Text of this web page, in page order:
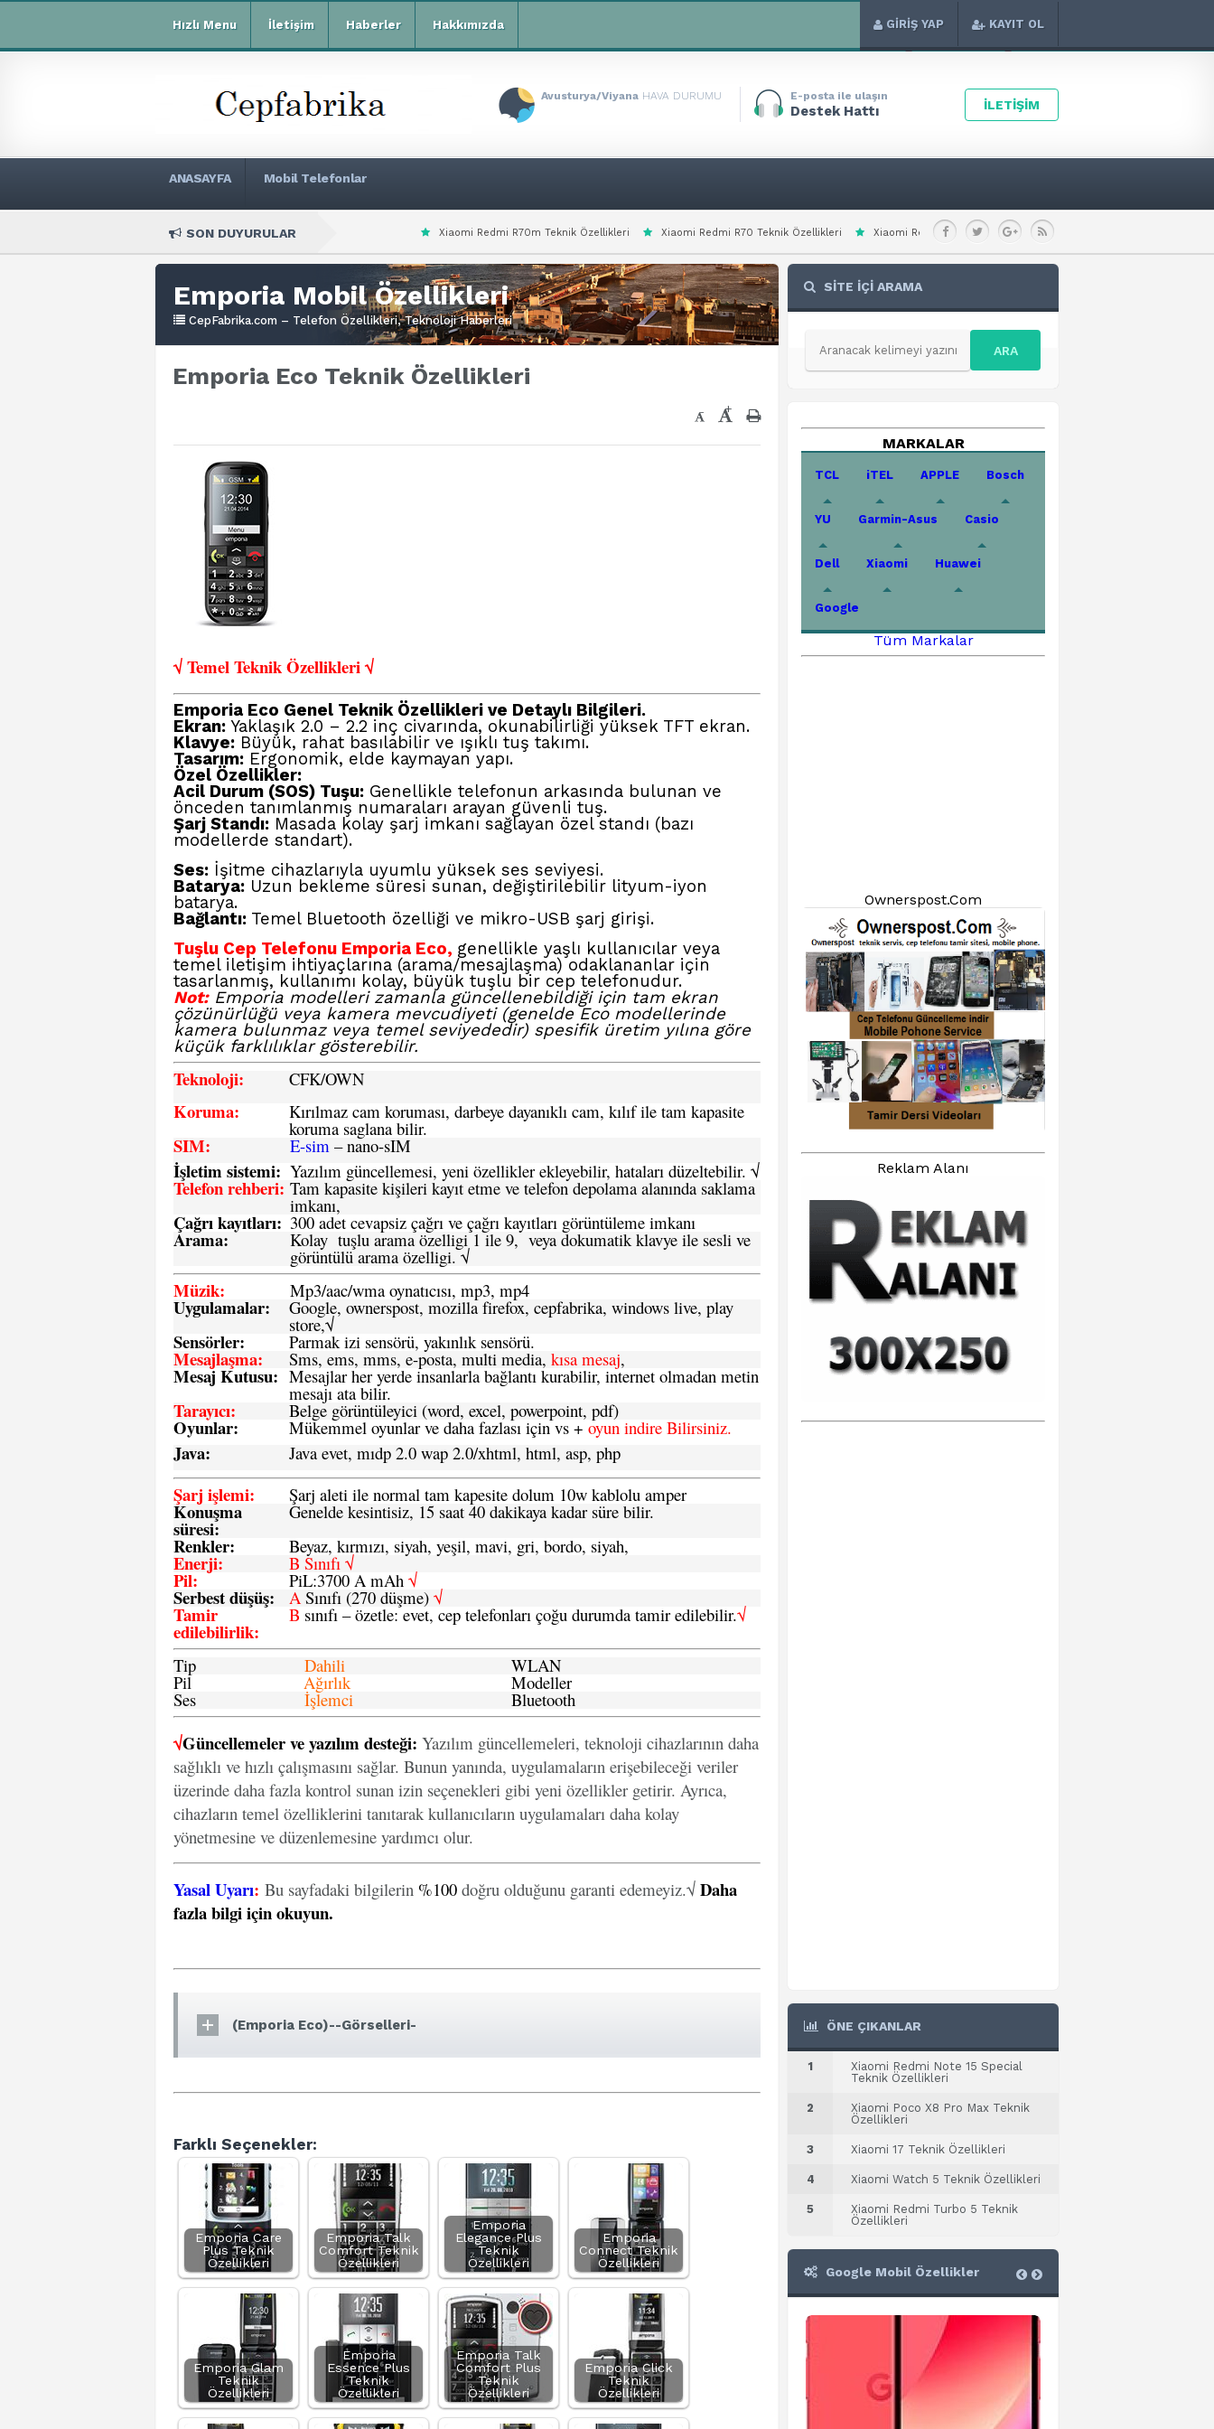
Hızlı Menu İletişim Haberler Hakkımızda GİRİŞ YAP KAYIT OL
Avusturya/Viyana HAVA DURUMU E-posta ile ulaşın
Destek Hattı İLETİŞİM
ANASAYFA Mobil Telefonlar
SON DUYURULAR Xiaomi Redmi R70m Teknik Özellikleri Xiaomi Redmi R70 Teknik Özellikleri Xiaomi Redmi Note 15 Special Teknik Özellikleri Xiaomi Redmi A7 Pro 4G Teknik
Emporia Mobil Özellikleri
CepFabrika.com – Telefon Özellikleri, Teknoloji Haberleri
Emporia Eco Teknik Özellikleri
- +
√ Temel Teknik Özellikleri √
Emporia Eco Genel Teknik Özellikleri ve Detaylı Bilgileri.
Ekran: Yaklaşık 2.0 – 2.2 inç civarında, okunabilirliği yüksek TFT ekran.
Klavye: Büyük, rahat basılabilir ve ışıklı tuş takımı.
Tasarım: Ergonomik, elde kaymayan yapı.
Özel Özellikler:
Acil Durum (SOS) Tuşu: Genellikle telefonun arkasında bulunan ve
önceden tanımlanmış numaraları arayan güvenli tuş.
Şarj Standı: Masada kolay şarj imkanı sağlayan özel standı (bazı
modellerde standart).
Ses: İşitme cihazlarıyla uyumlu yüksek ses seviyesi.
Batarya: Uzun bekleme süresi sunan, değiştirilebilir lityum-iyon
batarya.
Bağlantı: Temel Bluetooth özelliği ve mikro-USB şarj girişi.
Tuşlu Cep Telefonu Emporia Eco, genellikle yaşlı kullanıcılar veya
temel iletişim ihtiyaçlarına (arama/mesajlaşma) odaklananlar için
tasarlanmış, kullanımı kolay, büyük tuşlu bir cep telefonudur.
Not: Emporia modelleri zamanla güncellenebildiği için tam ekran
çözünürlüğü veya kamera mevcudiyeti (genelde Eco modellerinde
kamera bulunmaz veya temel seviyededir) spesifik üretim yılına göre
küçük farklılıklar gösterebilir.
Teknoloji: CFK/OWN
Koruma: Kırılmaz cam koruması, darbeye dayanıklı cam, kılıf ile tam kapasite
koruma saglana bilir.
SIM: E-sim – nano-sIM
İşletim sistemi: Yazılım güncellemesi, yeni özellikler ekleyebilir, hataları düzeltebilir. √
Telefon rehberi: Tam kapasite kişileri kayıt etme ve telefon depolama alanında saklama
imkanı,
Çağrı kayıtları: 300 adet cevapsiz çağrı ve çağrı kayıtları görüntüleme imkanı
Arama: Kolay tuşlu arama özelligi 1 ile 9, veya dokumatik klavye ile sesli ve
görüntülü arama özelligi. √
Müzik: Mp3/aac/wma oynatıcısı, mp3, mp4
Uygulamalar: Google, ownerspost, mozilla firefox, cepfabrika, windows live, play
store,√
Sensörler: Parmak izi sensörü, yakınlık sensörü.
Mesajlaşma: Sms, ems, mms, e-posta, multi media, kısa mesaj,
Mesaj Kutusu: Mesajlar her yerde insanlarla bağlantı kurabilir, internet olmadan metin
mesajı ata bilir.
Tarayıcı: Belge görüntüleyici (word, excel, powerpoint, pdf)
Oyunlar: Mükemmel oyunlar ve daha fazlası için vs +oyun indire Bilirsiniz.
Java: Java evet, mıdp 2.0 wap 2.0/xhtml, html, asp, php
Şarj işlemi: Şarj aleti ile normal tam kapesite dolum 10w kablolu amper
Konuşma
süresi:
Genelde kesintisiz, 15 saat 40 dakikaya kadar süre bilir.
Renkler: Beyaz, kırmızı, siyah, yeşil, mavi, gri, bordo, siyah,
Enerji: B Sınıfı √
Pil: PiL:3700 A mAh √
Serbest düşüş: ASınıfı (270 düşme) √
Tamir
edilebilirlik:
B sınıfı – özetle: evet, cep telefonları çoğu durumda tamir edilebilir.√
Tip Dahili WLAN
Pil Ağırlık Modeller
Ses İşlemci Bluetooth
√Güncellemeler ve yazılım desteği: Yazılım güncellemeleri, teknoloji cihazlarının daha
sağlıklı ve hızlı çalışmasını sağlar. Bunun yanında, uygulamaların erişebileceği veriler
üzerinde daha fazla kontrol sunan izin seçenekleri gibi yeni özellikler getirir. Ayrıca,
cihazların temel özelliklerini tanıtarak kullanıcıların uygulamaları daha kolay
yönetmesine ve düzenlemesine yardımcı olur.
Yasal Uyarı: Bu sayfadaki bilgilerin %100 doğru olduğunu garanti edemeyiz.√ Daha
fazla bilgi için okuyun.
(Emporia Eco)--Görselleri-
Farklı Seçenekler:
Emporia Care
Plus Teknik
Özellikleri
Emporia Talk
Comfort Teknik
Özellikleri
Emporia
Elegance Plus
Teknik
Özellikleri
Emporia
Connect Teknik
Özellikleri
Emporia Glam
Teknik
Özellikleri
Emporia
Essence Plus
Teknik
Özellikleri
Emporia Talk
Comfort Plus
Teknik
Özellikleri
Emporia Click
Teknik
Özellikleri
SİTE İÇİ ARAMA
ARA
MARKALAR
TCL iTEL APPLE Bosch
YU Garmin-Asus Casio
Dell Xiaomi Huawei
Google
Tüm Markalar
Ownerspost.Com
Reklam Alanı
ÖNE ÇIKANLAR
1
Xiaomi Redmi Note 15 Special
Teknik Özellikleri
2
Xiaomi Poco X8 Pro Max Teknik
Özellikleri
3 Xiaomi 17 Teknik Özellikleri
4 Xiaomi Watch 5 Teknik Özellikleri
5
Xiaomi Redmi Turbo 5 Teknik
Özellikleri
Google Mobil Özellikler